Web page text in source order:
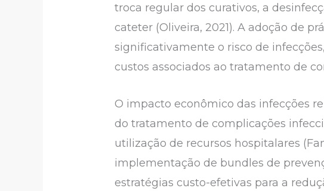
troca regular dos curativos, a
cateter (Oliveira, 2021). A adoção de
significativamente o risco de
custos associados ao tratamento de
O impacto econômico das infecções
do tratamento de complicações
utilização de recursos hospitalares
implementação de bundles de
estratégias custo-efetivas para a